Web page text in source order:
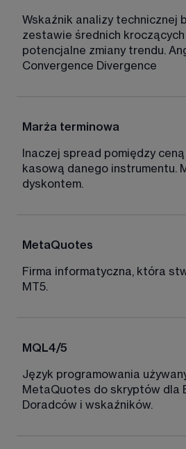
Wskaźnik analizy technicznej
zestawie średnich
potencjalne zmiany trendu.
Convergence Divergence
Marża terminowa
Inaczej spread pomiędzy
kasową danego instrumentu.
dyskontem.
MetaQuotes
Firma informatyczna, która
MT5.
MQL4/5
Język programowania
MetaQuotes do skryptów dla
Doradców i wskaźników.